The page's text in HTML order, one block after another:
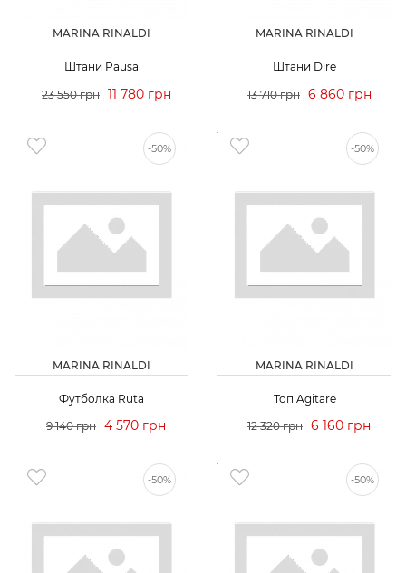
MARINA RINALDI
Штани Pausa
23 550 грн 11 780 грн
MARINA RINALDI
Штани Dire
13 710 грн 6 860 грн
-50%
MARINA RINALDI
Футболка Ruta
9 140 грн 4 570 грн
-50%
MARINA RINALDI
Топ Agitare
12 320 грн 6 160 грн
-50% -50%